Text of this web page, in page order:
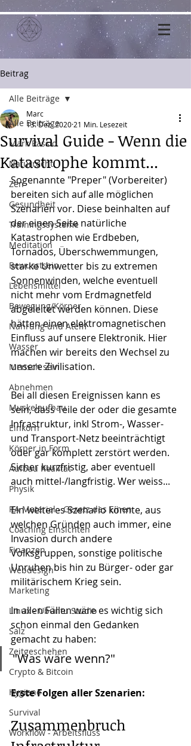
Beitrag
Alle Beiträge
Mark Passio
Naturrecht
Zen
Gesundheit
Trainingssysteme
Meditation
Bewusstsein
Lebensmittel
Bewegung/Körper
Nahrung und Atem
Wasser
Mensch sein
Abnehmen
Muskelaufbau
Einkorn
Körper in Form
Aufbau Realität
Physik
RA Material - Gesetz des Einen
Coaching Einsichten
Finanzen
Webdesign
Marketing
Linux - Ubuntu Studio
Salz
Zeitgeschehen
Crypto & Bitcoin
Hygiene
Survival
Workflow - Arbeitsfluss
Alle Beiträge
Survival Guide - Wenn die
Katastrophe kommt...
Marc
13. Dez. 2020 21 Min. Lesezeit
Sogenannte "Preper" (Vorbereiter)
bereiten sich auf alle möglichen
Szenarien vor. Diese beinhalten auf
der einen Seite natürliche
Katastrophen wie Erdbeben,
Tornados, Überschwemmungen,
starke Unwetter bis zu extremen
Sonnenwinden, welche eventuell
nicht mehr vom Erdmagnetfeld
abgeleitet werden können. Diese
hätten einen elektromagnetischen
Einfluss auf unsere Elektronik. Hier
machen wir bereits den Wechsel zu
unsere Zivilisation.
Bei all diesen Ereignissen kann es
sein, dass Teile der oder die gesamte
Infrastruktur, inkl Strom-, Wasser-
und Transport-Netz beeinträchtigt
oder gar komplett zerstört werden.
Sicher kurzfristig, aber eventuell
auch mittel-/langfristig. Wer weiss...
Ein weiteres Szenario könnte, aus
welchen Gründen auch immer, eine
Invasion durch andere
Volksgruppen, sonstige politische
Unruhen bis hin zu Bürger- oder gar
militärischem Krieg sein.
In allen Fällen wäre es wichtig sich
schon einmal den Gedanken
gemacht zu haben:
"Was wäre wenn?"
Erste Folgen aller Szenarien:
Zusammenbruch